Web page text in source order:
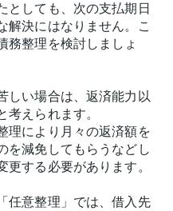
としても、次の支払期日
解決にはなりません。こ
務整理を検討しましょ
しい場合は、返済能力以
考えられます。
理により月々の返済額を
を減免してもらうなどし
更する必要があります。
任意整理」では、借入先